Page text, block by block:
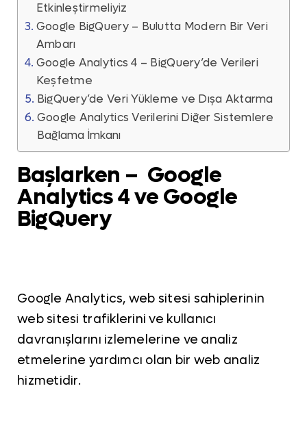
Etkinleştirmeliyiz
Google BigQuery – Bulutta Modern Bir Veri
Ambarı
Google Analytics 4 – BigQuery’de Verileri
Keşfetme
BigQuery’de Veri Yükleme ve Dışa Aktarma
Google Analytics Verilerini Diğer Sistemlere
Bağlama İmkanı
Başlarken – Google
Analytics 4 ve Google
BigQuery
Google Analytics, web sitesi sahiplerinin
web sitesi trafiklerini ve kullanıcı
davranışlarını izlemelerine ve analiz
etmelerine yardımcı olan bir web analiz
hizmetidir.